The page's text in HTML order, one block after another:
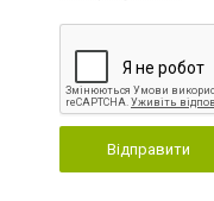
Відправити